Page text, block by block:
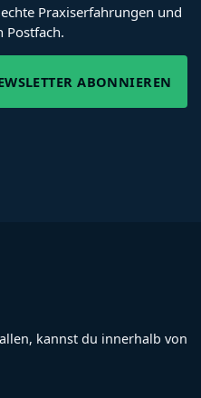
Praxiserfahrungen und
Postfach.
ABONNIEREN
kannst du innerhalb von